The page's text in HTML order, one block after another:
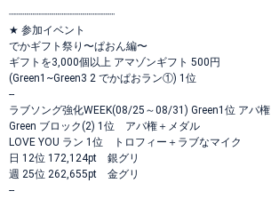
┈┈┈┈┈┈┈┈┈┈┈┈┈┈┈┈┈
★ 参加イベント
でかギフト祭り〜ぱおん編〜
ギフトを3,000個以上 アマゾンギフト 500円
(Green1~Green3 2 でかぱおラン①) 1位
--
ラブソング強化WEEK(08/25～08/31) Green1位 アバ権
Green ブロック(2) 1位 アバ権＋メダル
LOVE YOU ラン 1位 トロフィー＋ラブなマイク
日 12位 172,124pt 銀グリ
週 25位 262,655pt 金グリ
--